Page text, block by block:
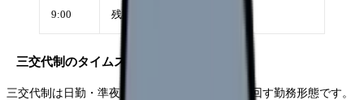
9:00 残業務完了後、退勤
三交代制のタイムスケジュール例
三交代制は日勤・準夜勤・深夜勤の3パターンで回す勤務形態です。